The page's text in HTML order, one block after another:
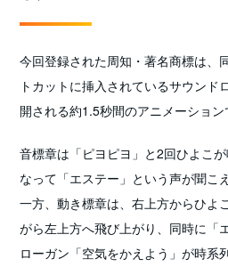
今回登録された周知・著名商標は、
トカットに挿入されているサウンド
開される約1.5秒間のアニメーション
音標章は「ピヨピヨ」と2回ひよこ
なって「エステー」という声が聞こ
一方、動き標章は、右上方からひよ
がら左上方へ飛び上がり、同時に「
ローガン「空気をかえよう」が時系